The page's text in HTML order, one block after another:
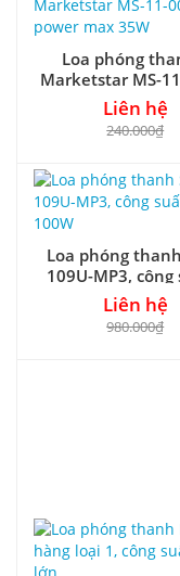
Loa phóng
Marketstar MS-
power max
Liên hệ
240.000₫
Loa phóng
109U-MP3, công
100W
Liên hệ
980.000₫